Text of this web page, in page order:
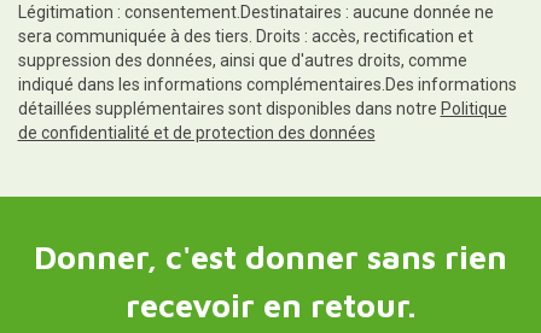
Légitimation : consentement.Destinataires : aucune donnée ne
sera communiquée à des tiers. Droits : accès, rectification et
suppression des données, ainsi que d'autres droits, comme
indiqué dans les informations complémentaires.Des informations
détaillées supplémentaires sont disponibles dans notre Politique
de confidentialité et de protection des données
Donner, c'est donner sans rien
recevoir en retour.